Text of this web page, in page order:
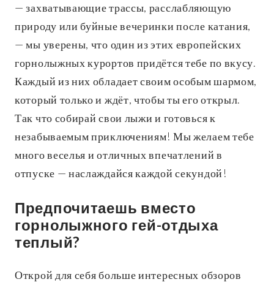
— захватывающие трассы, расслабляющую
природу или буйные вечеринки после катания,
— мы уверены, что один из этих европейских
горнолыжных курортов придётся тебе по вкусу.
Каждый из них обладает своим особым шармом,
который только и ждёт, чтобы ты его открыл.
Так что собирай свои лыжи и готовься к
незабываемым приключениям! Мы желаем тебе
много веселья и отличных впечатлений в
отпуске — наслаждайся каждой секундой!
Предпочитаешь вместо
горнолыжного гей-отдыха
теплый?
Открой для себя больше интересных обзоров